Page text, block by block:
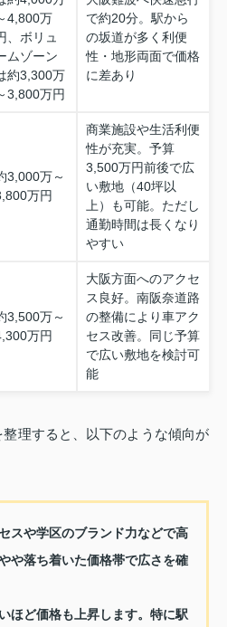
4,800万
、ボリュ
ムゾーン
約3,300万
3,800万円
で約20分。駅から
の坂道が多く利便
性・地形両面で価格
に差あり
3,000万～
万円
商業施設や生活利便
性が充実。予算
3,500万円前後で広
い敷地（40坪以
上）も可能。ただし
通勤時間は長くなり
やすい
3,500万～
万円
大阪方面へのアクセ
ス良好。南阪奈道路
の整備により車アク
セス改善。同じ予算
で広い敷地を検討可
能
理すると、以下のような傾向が
スや学区のブランド力などで高
や落ち着いた価格帯で広さを確
ほど価格も上昇します。特に駅